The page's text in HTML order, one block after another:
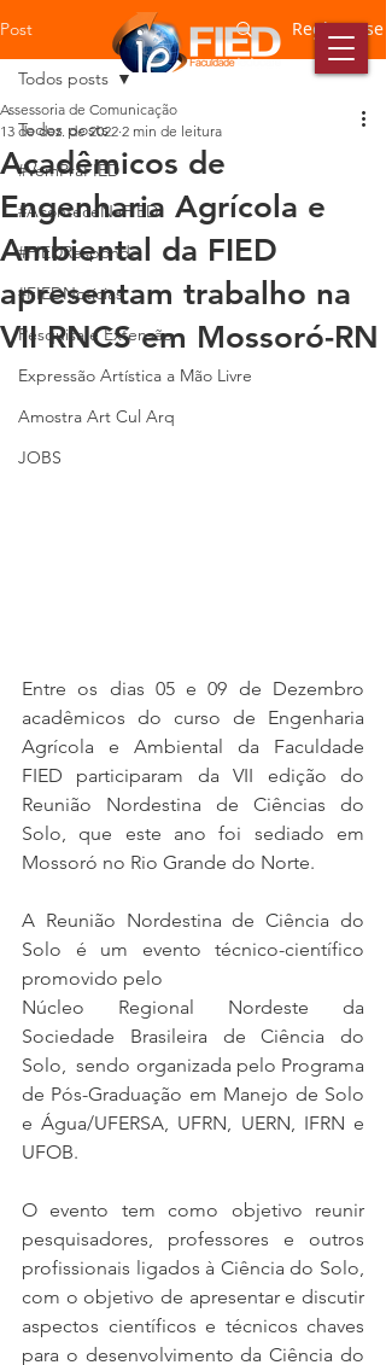
Post Registre-se
Todos posts
#VemPraFIED
#AconteceNaFIED
#FIEDResponde
#FIEDNotícias
Pesquisa e Extensão
Expressão Artística a Mão Livre
Amostra Art Cul Arq
JOBS
Todos posts
Acadêmicos de
Engenharia Agrícola e
Ambiental da FIED
apresentam trabalho na
VII RNCS em Mossoró-RN
Assessoria de Comunicação
13 de dez. de 2022 2 min de leitura
Entre os dias 05 e 09 de Dezembro
acadêmicos do curso de Engenharia
Agrícola e Ambiental da Faculdade
FIED participaram da VII edição do
Reunião Nordestina de Ciências do
Solo, que este ano foi sediado em
Mossoró no Rio Grande do Norte.
A Reunião Nordestina de Ciência do
Solo é um evento técnico-científico
promovido pelo
Núcleo Regional Nordeste da
Sociedade Brasileira de Ciência do
Solo,  sendo organizada pelo Programa
de Pós-Graduação em Manejo de Solo
e Água/UFERSA, UFRN, UERN, IFRN e
UFOB.
O evento tem como objetivo reunir
pesquisadores, professores e outros
profissionais ligados à Ciência do Solo,
com o objetivo de apresentar e discutir
aspectos científicos e técnicos chaves
para o desenvolvimento da Ciência do